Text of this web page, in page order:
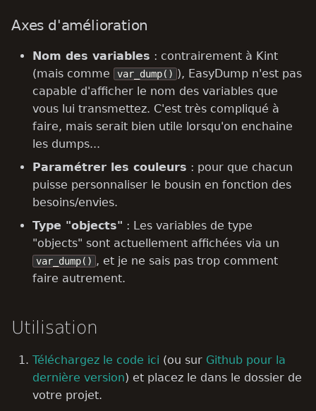
Axes d'amélioration
Nom des variables : contrairement à Kint
(mais comme
var_dump() ), EasyDump n'est pas
capable d'afficher le nom des variables que
vous lui transmettez. C'est très compliqué à
faire, mais serait bien utile lorsqu'on enchaine
les dumps...
Paramétrer les couleurs : pour que chacun
puisse personnaliser le bousin en fonction des
besoins/envies.
Type "objects" : Les variables de type
"objects" sont actuellement affichées via un
var_dump() , et je ne sais pas trop comment
faire autrement.
Utilisation
Téléchargez le code ici (ou sur Github pour la
dernière version) et placez le dans le dossier de
votre projet.